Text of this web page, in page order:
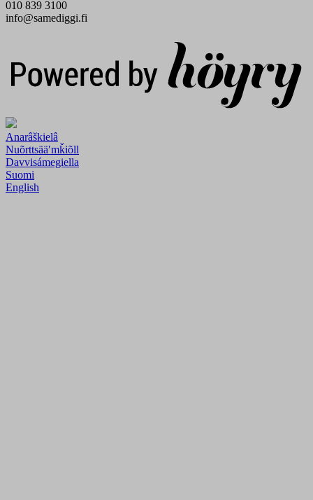
010 839 3100
info@samediggi.fi
Anarâškielâ
Nuõrttsääʹmǩiõll
Davvisámegiella
Suomi
English